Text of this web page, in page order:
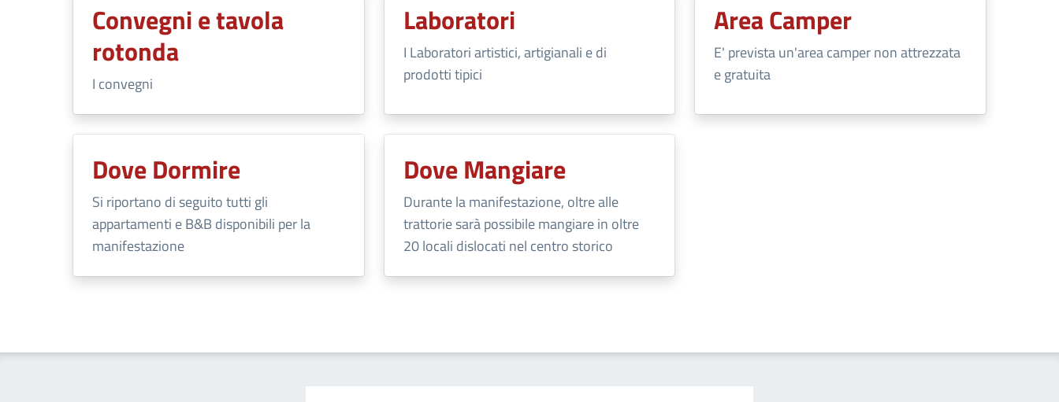
Convegni e tavola
rotonda
I convegni
Laboratori
I Laboratori artistici, artigianali e di
prodotti tipici
Area Camper
E' prevista un'area camper non attrezzata
e gratuita
Dove Dormire
Si riportano di seguito tutti gli
appartamenti e B&B disponibili per la
manifestazione
Dove Mangiare
Durante la manifestazione, oltre alle
trattorie sarà possibile mangiare in oltre
20 locali dislocati nel centro storico